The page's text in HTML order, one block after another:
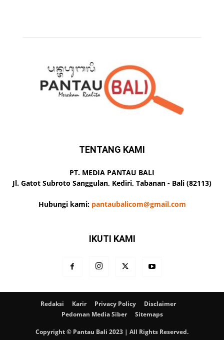
TENTANG KAMI
PT. MEDIA PANTAU BALI
Jl. Gatot Subroto Sanggulan, Kediri, Tabanan - Bali (82113)
Hubungi kami: pantaubalicom@gmail.com
IKUTI KAMI
Redaksi Karir Privacy Policy
Disclaimer
Pedoman Media Siber
Sitemaps
Copyright © Pantau Bali 2023 | All Rights Reserved.